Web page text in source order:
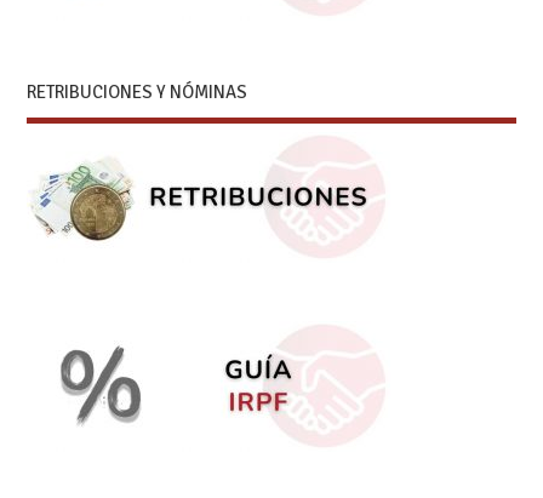
RETRIBUCIONES Y NÓMINAS